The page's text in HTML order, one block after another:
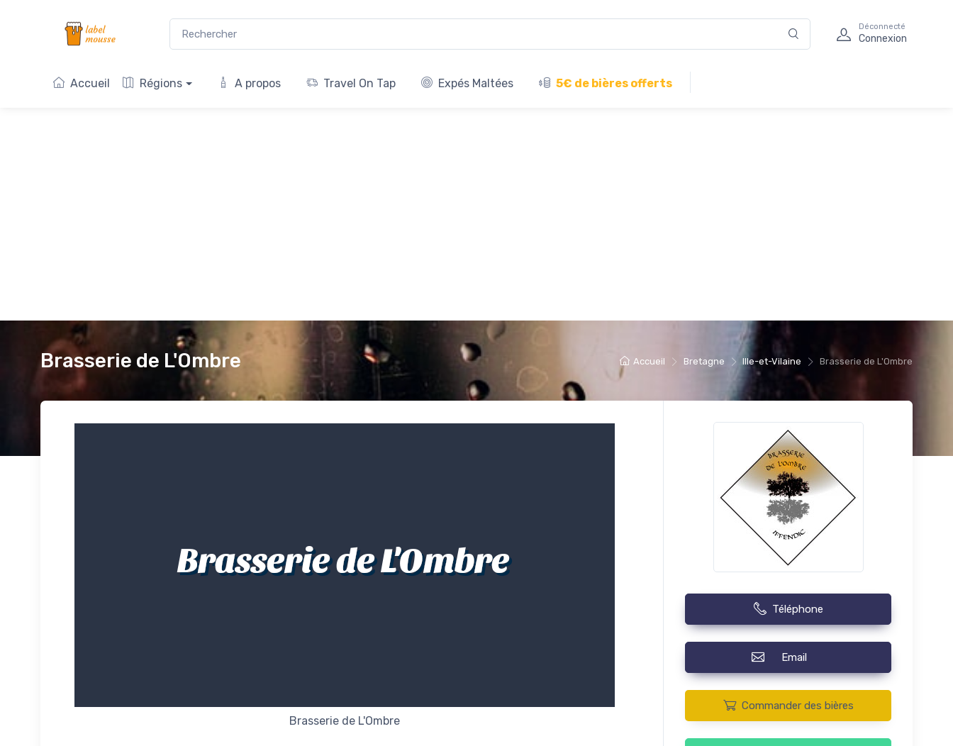
Déconnecté
Connexion
Accueil Régions A propos Travel On Tap Expés Maltées 5€ de bières offerts
Accueil Bretagne Ille-et-Vilaine Brasserie de L'Ombre
Brasserie de L'Ombre
Brasserie de L'Ombre
Brasserie de L'Ombre
Téléphone
Email
Commander des bières